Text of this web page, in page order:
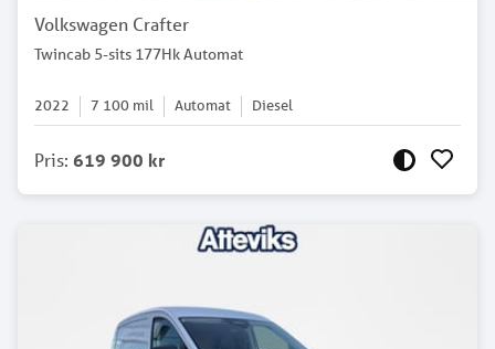
Volkswagen Crafter
Twincab 5-sits 177Hk Automat
2022 7 100 mil Automat Diesel
Pris: 619 900 kr